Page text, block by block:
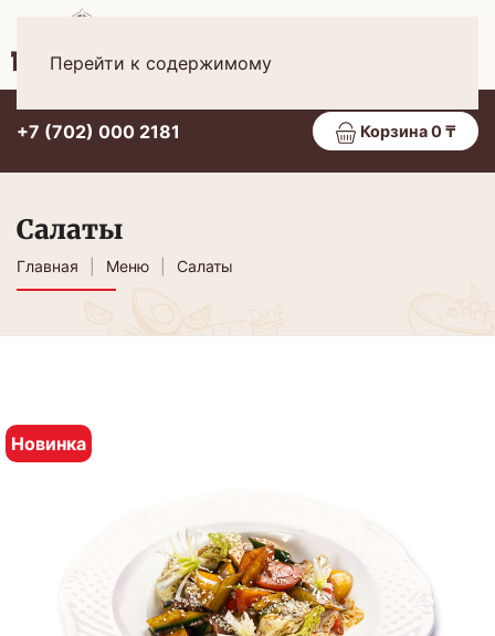
Перейти к содержимому
+7 (702) 000 2181 Корзина 0 ₸
Салаты
Главная Меню Салаты
Новинка